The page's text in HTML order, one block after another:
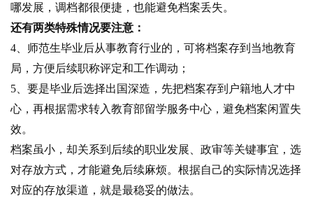
哪发展，调档都很便捷，也能避免档案丢失。
还有两类特殊情况要注意：
4、师范生毕业后从事教育行业的，可将档案存到当地教育
局，方便后续职称评定和工作调动；
5、要是毕业后选择出国深造，先把档案存到户籍地人才中
心，再根据需求转入教育部留学服务中心，避免档案闲置失
效。
档案虽小，却关系到后续的职业发展、政审等关键事宜，选
对存放方式，才能避免后续麻烦。根据自己的实际情况选择
对应的存放渠道，就是最稳妥的做法。